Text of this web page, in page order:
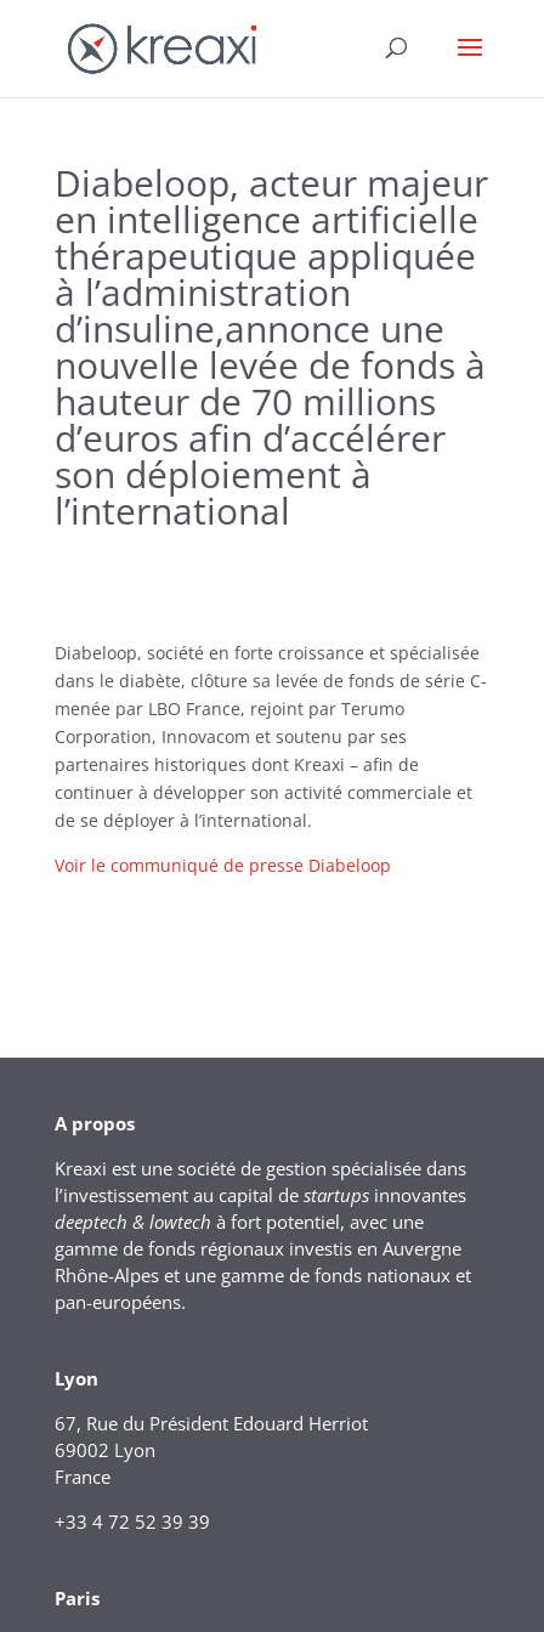
Diabeloop, acteur majeur
en intelligence artificielle
thérapeutique appliquée
à l’administration
d’insuline,annonce une
nouvelle levée de fonds à
hauteur de 70 millions
d’euros afin d’accélérer
son déploiement à
l’international
Diabeloop, société en forte croissance et spécialisée
dans le diabète, clôture sa levée de fonds de série C-
menée par LBO France, rejoint par Terumo
Corporation, Innovacom et soutenu par ses
partenaires historiques dont Kreaxi – afin de
continuer à développer son activité commerciale et
de se déployer à l’international.
Voir le communiqué de presse Diabeloop
A propos
Kreaxi est une société de gestion spécialisée dans
l’investissement au capital de startupsinnovantes
deeptech & lowtech à fort potentiel, avec une
gamme de fonds régionaux investis en Auvergne
Rhône-Alpes et une gamme de fonds nationaux et
pan-européens.
Lyon
67, Rue du Président Edouard Herriot
69002 Lyon
France
+33 4 72 52 39 39
Paris